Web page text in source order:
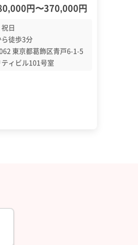
円〜370,000円
日
徒歩3分
東京都葛飾区青戸6-1-5
ィビル101号室